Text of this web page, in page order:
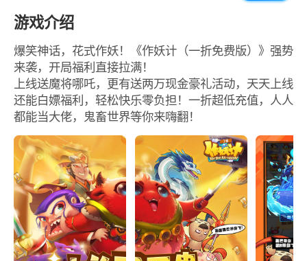
游戏介绍
爆笑神话，花式作妖！《作妖计（一折免费版）》强势
来袭，开局福利直接拉满！
上线送魔将哪吒，更有送两万现金豪礼活动，天天上线
还能白嫖福利，轻松快乐零负担！一折超低充值，人人
都能当大佬，鬼畜世界等你来嗨翻！